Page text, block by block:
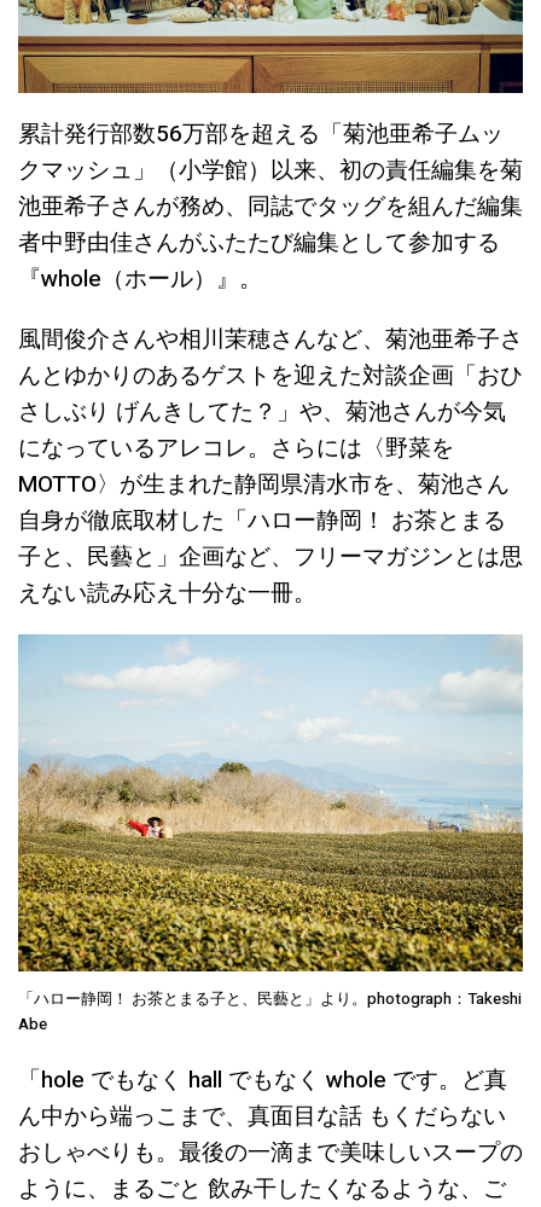
累計発行部数56万部を超える「菊池亜希子ムッ
クマッシュ」（小学館）以来、初の責任編集を菊
池亜希子さんが務め、同誌でタッグを組んだ編集
者中野由佳さんがふたたび編集として参加する
『whole（ホール）』。
風間俊介さんや相川茉穂さんなど、菊池亜希子さ
んとゆかりのあるゲストを迎えた対談企画「おひ
さしぶり げんきしてた？」や、菊池さんが今気
になっているアレコレ。さらには〈野菜を
MOTTO〉が生まれた静岡県清水市を、菊池さん
自身が徹底取材した「ハロー静岡！ お茶とまる
子と、民藝と」企画など、フリーマガジンとは思
えない読み応え十分な一冊。
「ハロー静岡！ お茶とまる子と、民藝と」より。photograph：Takeshi
Abe
「hole でもなく hall でもなく whole です。ど真
ん中から端っこまで、真面目な話 もくだらない
おしゃべりも。最後の一滴まで美味しいスープの
ように、まるごと 飲み干したくなるような、ご